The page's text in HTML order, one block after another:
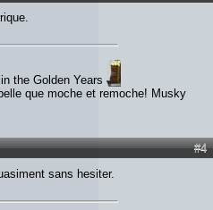
the Golden Years
que moche et remoche! Musky
#4
sans hesiter.